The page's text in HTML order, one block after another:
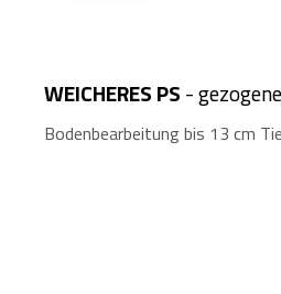
WEICHERES PS -
Bodenbearbeitung bis 13 cm